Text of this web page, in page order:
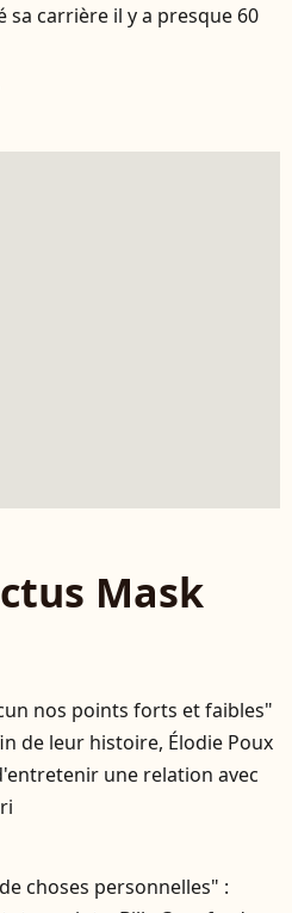
sa carrière il y a presque 60
Mask
nos points forts et faibles"
de leur histoire, Élodie Poux
une relation avec
choses personnelles" :